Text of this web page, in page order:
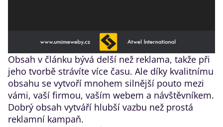
Obsah v článku bývá delší než reklama, takže při
jeho tvorbě strávíte více času. Ale díky kvalitnímu
obsahu se vytvoří mnohem silnější pouto mezi
vámi, vaší firmou, vaším webem a návštěvníkem.
Dobrý obsah vytváří hlubší vazbu než prostá
reklamní kampaň.